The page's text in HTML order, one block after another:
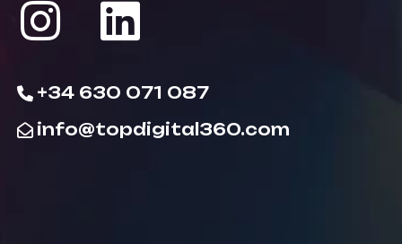
+34 630 071 087
info@topdigital360.com